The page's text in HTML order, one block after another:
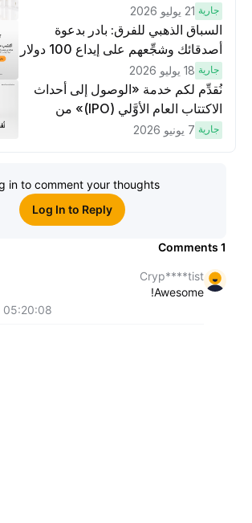
جارية 21 يوليو 2026
السباق الذهبي للفرق: بادر بدعوة
أصدقائك وشجِّعهم على إيداع 100 دولار
لكسَب مكافآت مُضاعَفة
جارية 18 يوليو 2026
نُقدِّم لكم خدمة «الوصول إلى أحداث
الاكتتاب العام الأوَّلي (IPO)» من
Bybit، بوابتك للوصول المبكر إلى فرص
جارية 7 يونيو 2026
Log in to comment your thoughts
Log In to Reply
Comments
Cryp****tist
Awesome!
05:20:08